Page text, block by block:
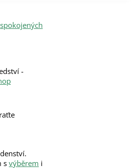
d
a
u
spokojených
-
s výběrem i